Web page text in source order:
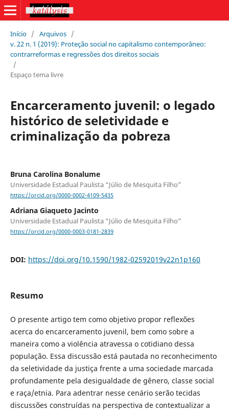
Início / Arquivos /
v. 22 n. 1 (2019): Proteção social no capitalismo contemporâneo:
contrarreformas e regressões dos direitos sociais
/
Espaço tema livre
Encarceramento juvenil: o legado
histórico de seletividade e
criminalização da pobreza
Bruna Carolina Bonalume
Universidade Estadual Paulista “Júlio de Mesquita Filho”
https://orcid.org/0000-0002-4109-5435
Adriana Giaqueto Jacinto
Universidade Estadual Paulista “Júlio de Mesquita Filho”
https://orcid.org/0000-0003-0181-2839
DOI: https://doi.org/10.1590/1982-02592019v22n1p160
Resumo
O presente artigo tem como objetivo propor reflexões
acerca do encarceramento juvenil, bem como sobre a
maneira como a violência atravessa o cotidiano dessa
população. Essa discussão está pautada no reconhecimento
da seletividade da justiça frente a uma sociedade marcada
profundamente pela desigualdade de gênero, classe social
e raça/etnia. Para adentrar nesse cenário serão tecidas
discussões construídas na perspectiva de contextualizar a